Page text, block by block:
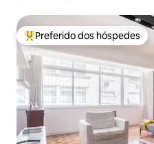
Entre os melhores
Preferido dos hóspedes